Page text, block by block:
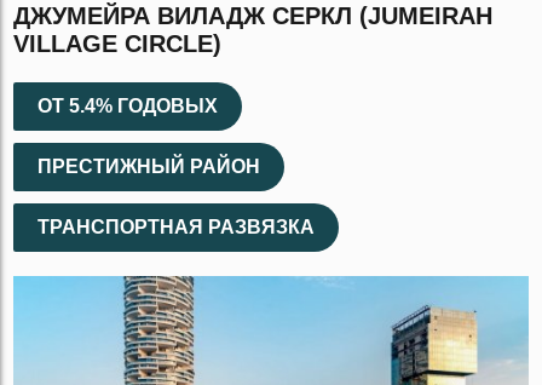
ДЖУМЕЙРА ВИЛАДЖ СЕРКЛ (JUMEIRAH
VILLAGE CIRCLE)
ОТ 5.4% ГОДОВЫХ
ПРЕСТИЖНЫЙ РАЙОН
ТРАНСПОРТНАЯ РАЗВЯЗКА